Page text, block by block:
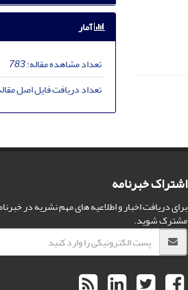
آمار
تعداد مشاهده مقاله:783
تعداد دریافت فایل اصل
اشتراک خبرنامه
برای دریافت اخبار و اطلاعیه های مهم نشریه در
مشترک شوید.